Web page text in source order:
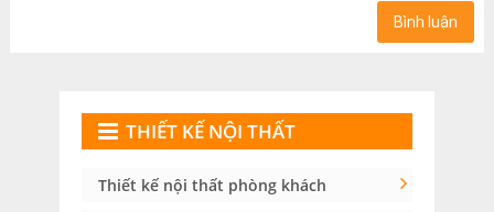
THIẾT KẾ NỘI THẤT
Thiết kế nội thất phòng khách